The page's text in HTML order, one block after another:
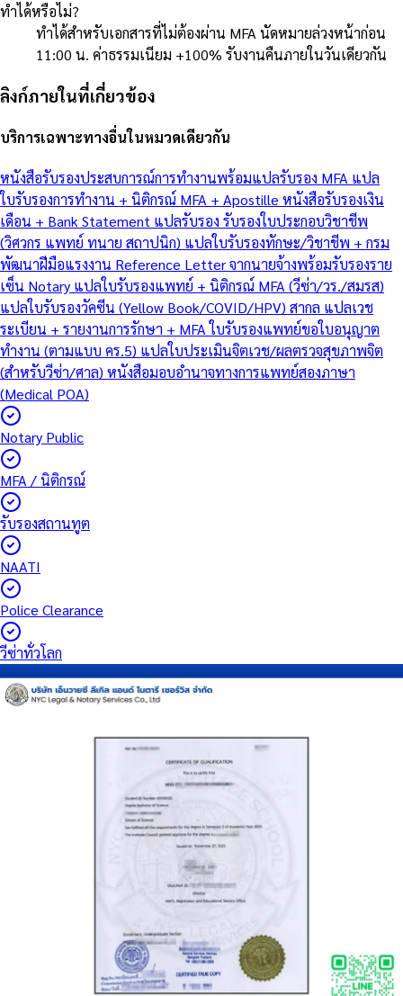
ทำได้หรือไม่?
ทำได้สำหรับเอกสารที่ไม่ต้องผ่าน MFA นัดหมายล่วงหน้าก่อน
11:00 น. ค่าธรรมเนียม +100% รับงานคืนภายในวันเดียวกัน
ลิงก์ภายในที่เกี่ยวข้อง
บริการเฉพาะทางอื่นในหมวดเดียวกัน
หนังสือรับรองประสบการณ์การทำงานพร้อมแปลรับรอง MFA แปล
ใบรับรองการทำงาน + นิติกรณ์ MFA + Apostille หนังสือรับรองเงิน
เดือน + Bank Statement แปลรับรอง รับรองใบประกอบวิชาชีพ
(วิศวกร แพทย์ ทนาย สถาปนิก) แปลใบรับรองทักษะ/วิชาชีพ + กรม
พัฒนาฝีมือแรงงาน Reference Letter จากนายจ้างพร้อมรับรองราย
เซ็น Notary แปลใบรับรองแพทย์ + นิติกรณ์ MFA (วีซ่า/วร./สมรส)
แปลใบรับรองวัคซีน (Yellow Book/COVID/HPV) สากล แปลเวช
ระเบียน + รายงานการรักษา + MFA ใบรับรองแพทย์ขอใบอนุญาต
ทำงาน (ตามแบบ คร.5) แปลใบประเมินจิตเวช/ผลตรวจสุขภาพจิต
(สำหรับวีซ่า/ศาล) หนังสือมอบอำนาจทางการแพทย์สองภาษา
(Medical POA)
Notary Public
MFA / นิติกรณ์
รับรองสถานทูต
NAATI
Police Clearance
วีซ่าทั่วโลก